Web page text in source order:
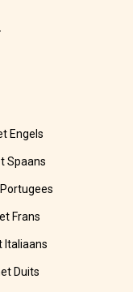
Engels
Spaans
Frans
Italiaans
Duits